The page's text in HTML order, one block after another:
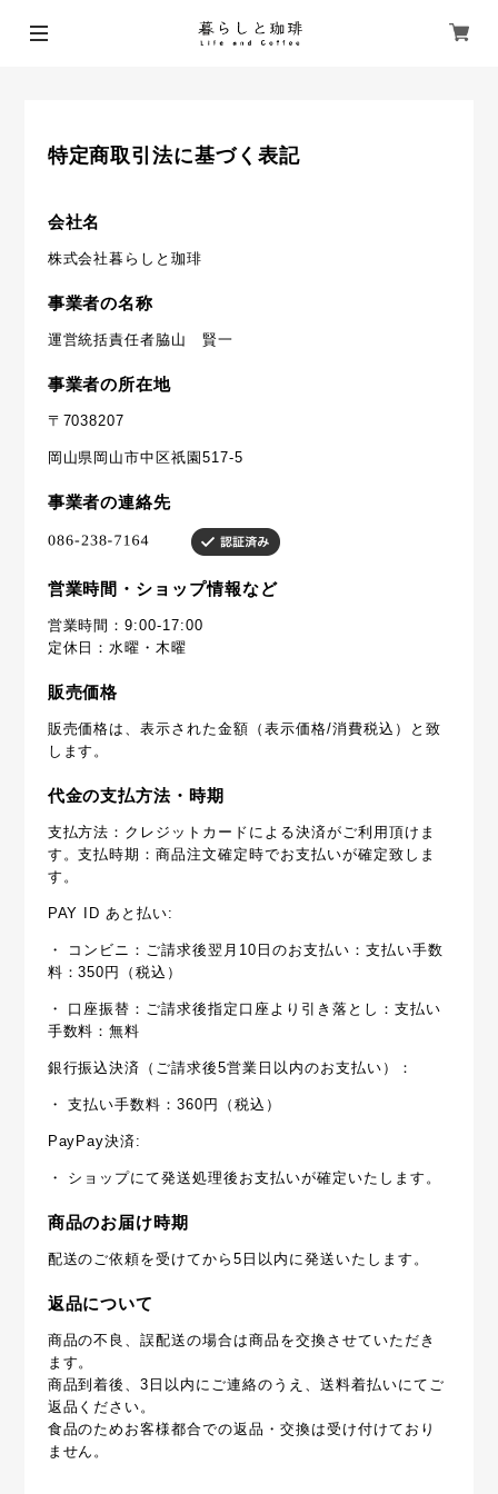
特定商取引法に基づく表記
会社名
株式会社暮らしと珈琲
事業者の名称
運営統括責任者脇山 賢一
事業者の所在地
〒7038207
岡山県岡山市中区祇園517-5
事業者の連絡先
営業時間・ショップ情報など
営業時間：9:00-17:00
定休日：水曜・木曜
販売価格
販売価格は、表示された金額（表示価格/消費税込）と致
します。
代金の支払方法・時期
支払方法：クレジットカードによる決済がご利用頂けま
す。支払時期：商品注文確定時でお支払いが確定致しま
す。
PAY ID あと払い:
・ コンビニ：ご請求後翌月10日のお支払い：支払い手数
料：350円（税込）
・ 口座振替：ご請求後指定口座より引き落とし：支払い
手数料：無料
銀行振込決済（ご請求後5営業日以内のお支払い）：
・ 支払い手数料：360円（税込）
PayPay決済:
・ ショップにて発送処理後お支払いが確定いたします。
商品のお届け時期
配送のご依頼を受けてから5日以内に発送いたします。
返品について
商品の不良、誤配送の場合は商品を交換させていただき
ます。
商品到着後、3日以内にご連絡のうえ、送料着払いにてご
返品ください。
食品のためお客様都合での返品・交換は受け付けており
ません。